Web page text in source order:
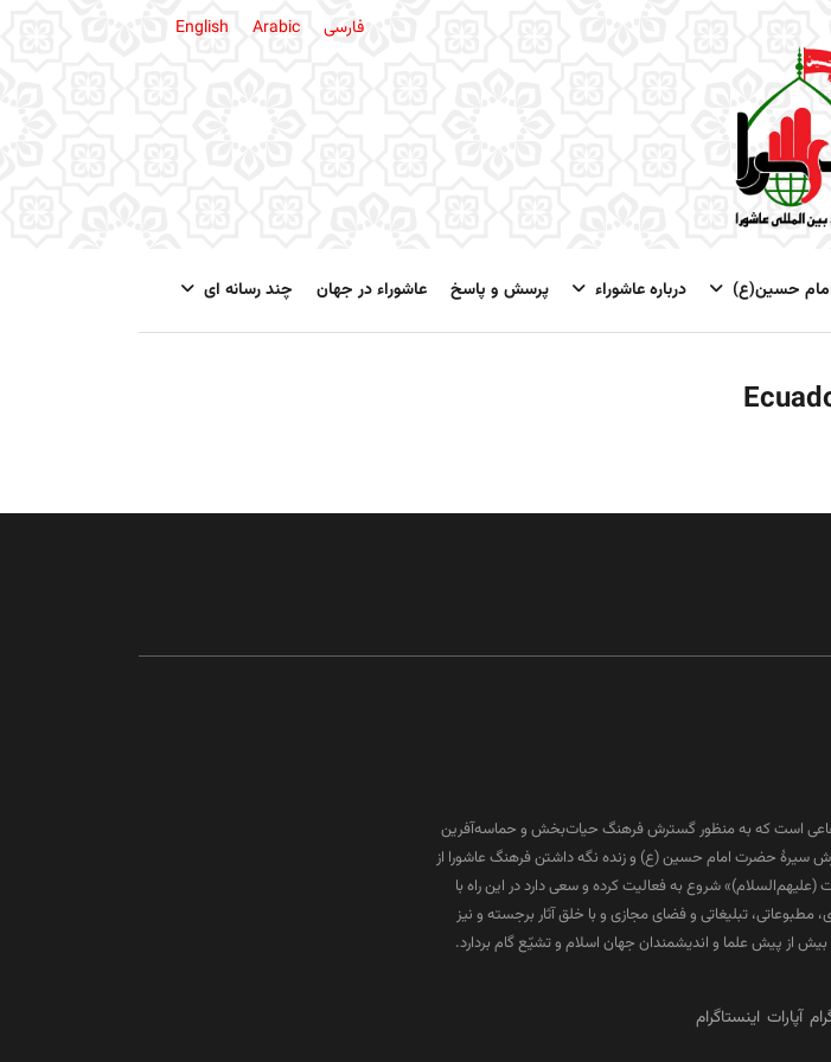
فارسی English Arabic
امام حسین(ع) درباره عاشوراء پرسش و پاسخ عاشوراء در جهان چند رسانه ای
است که به منظور گسترش فرهنگ حیات‌بخش و حماسه‌آفرین
سیرۀ حضرت امام حسین (ع) و زنده نگه داشتن فرهنگ عاشورا از
(علیهم‌السلام)» شروع به فعالیت کرده و سعی دارد در این راه با
مطبوعاتی، تبلیغاتی و فضای مجازی و با خلق آثار برجسته و نیز
پیش علما و اندیشمندان جهان اسلام و تشیّع گام بردارد.
آپارات اینستاگرام